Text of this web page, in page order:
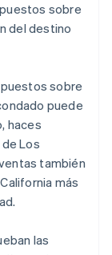
sobre
del destino
sobre
puede
haces
Los
también
más
las